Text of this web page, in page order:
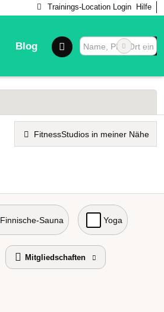
Trainings-Location Login Hilfe
Blog
FitnessStudios in meiner Nähe
Finnische-Sauna Yoga
Mitgliedschaften